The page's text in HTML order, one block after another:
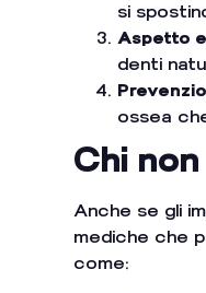
si
Aspetto
denti
ossea
Chi
Anche se gli
mediche che
come: